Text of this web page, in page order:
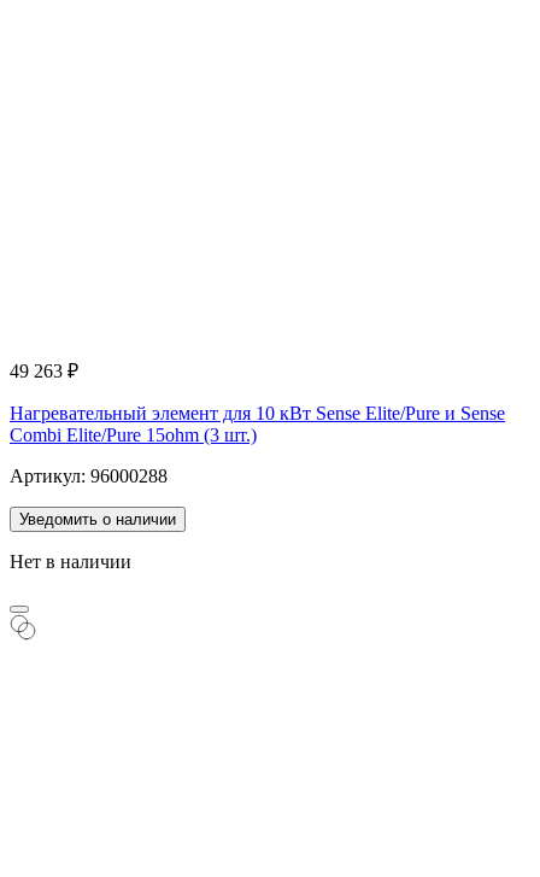
49 263 ₽
Нагревательный элемент для 10 кВт Sense Elite/Pure и Sense
Combi Elite/Pure 15ohm (3 шт.)
Артикул: 96000288
Уведомить о наличии
Нет в наличии